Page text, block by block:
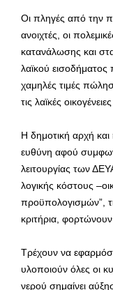
Οι πληγές από την
ανοιχτές, οι
κατανάλωσης και
λαϊκού
χαμηλές τιμές
τις λαϊκές
Η δημοτική αρχή
ευθύνη αφού
λειτουργίας των
λογικής κόστους
προϋπολογισμών”, τη
κριτήρια,
Τρέχουν να
υλοποιούν όλες οι
νερού σημαίνει